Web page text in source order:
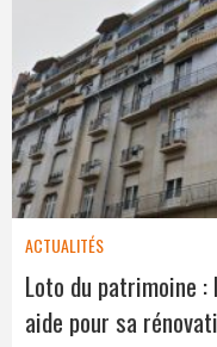
ACTUALITÉS
Loto du patrimoine :
aide pour sa